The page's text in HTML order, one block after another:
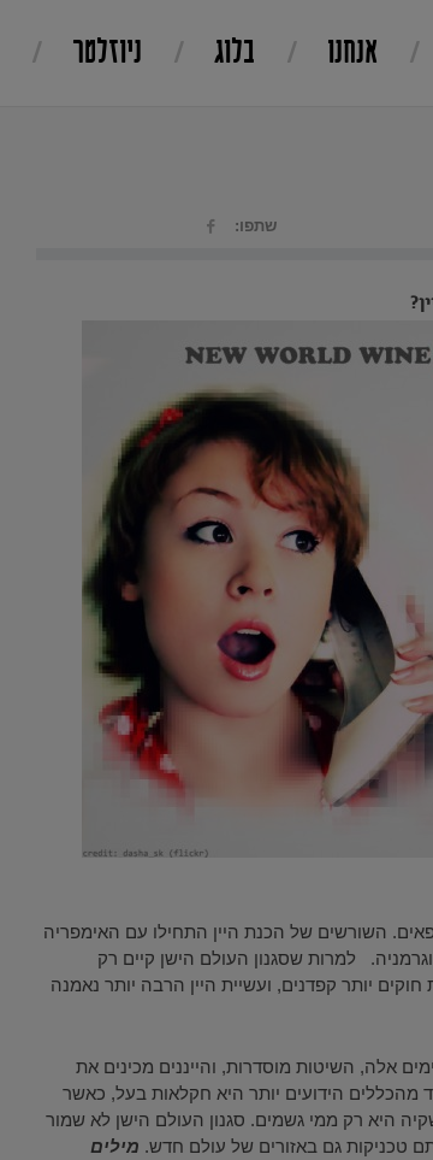
אנחנו בלוג ניוזלטר
שתפו:
השורשים של הכנת היין התחילו עם האימפריה
למרות שסגנון העולם הישן קיים רק
יותר קפדנים, ועשיית היין הרבה יותר נאמנה
אלה, השיטות מוסדרות, והייננים מכינים את
מהכללים הידועים יותר היא חקלאות בעל, כאשר
היא רק ממי גשמים. סגנון העולם הישן לא שמור
טכניקות גם באזורים של עולם חדש. מילים